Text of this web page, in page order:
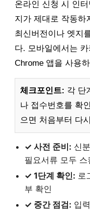
온라인 신청 시 인
지가 제대로 작동하
최신버전이나 엣지
다. 모바일에서는
Chrome 앱을 사용
체크포인트: 각 단
나 접수번호를 확
으면 처음부터 다
✓ 사전 준비: 신
필요서류 모두
✓ 1단계 확인: 로
부 확인
✓ 중간 점검: 입